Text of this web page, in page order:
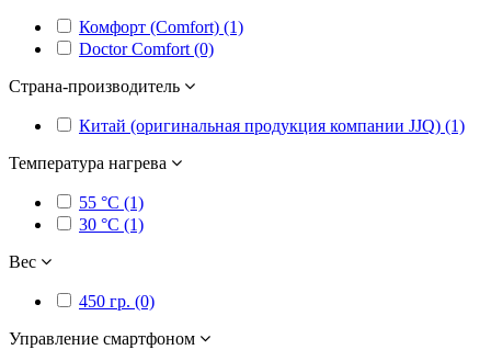
Комфорт (Comfort) (1)
Doctor Comfort (0)
Страна-производитель
Китай (оригинальная продукция компании JJQ) (1)
Температура нагрева
55 °C (1)
30 °C (1)
Вес
450 гр. (0)
Управление смартфоном